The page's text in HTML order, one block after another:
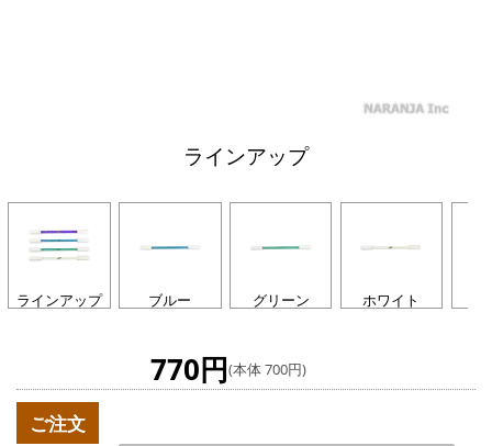
ラインアップ
ラインアップ ブルー グリーン ホワイト
770円(本体 700円)
ご注文